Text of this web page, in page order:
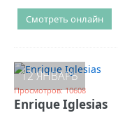
Смотреть онлайн
12 ЯНВАРЬ
Просмотров: 10608
Enrique Iglesias